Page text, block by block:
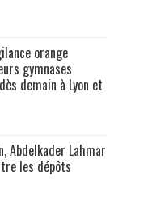
orange
gymnases
demain à Lyon et
Abdelkader Lahmar
les dépôts